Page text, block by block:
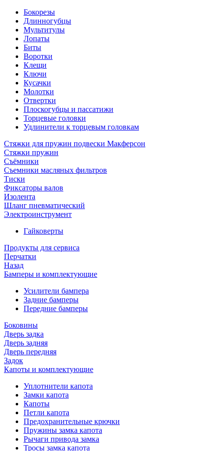
Бокорезы
Длинногубцы
Мультитулы
Лопаты
Биты
Воротки
Клещи
Ключи
Кусачки
Молотки
Отвертки
Плоскогубцы и пассатижи
Торцевые головки
Удлинители к торцевым головкам
Стяжки для пружин подвески Макферсон
Стяжки пружин
Съёмники
Съемники масляных фильтров
Тиски
Фиксаторы валов
Изолента
Шланг пневматический
Электроинструмент
Гайковерты
Продукты для сервиса
Перчатки
Назад
Бамперы и комплектующие
Усилители бампера
Задние бамперы
Передние бамперы
Боковины
Дверь задка
Дверь задняя
Дверь передняя
Задок
Капоты и комплектующие
Уплотнители капота
Замки капота
Капоты
Петли капота
Предохранительные крючки
Пружины замка капота
Рычаги привода замка
Тросы замка капота